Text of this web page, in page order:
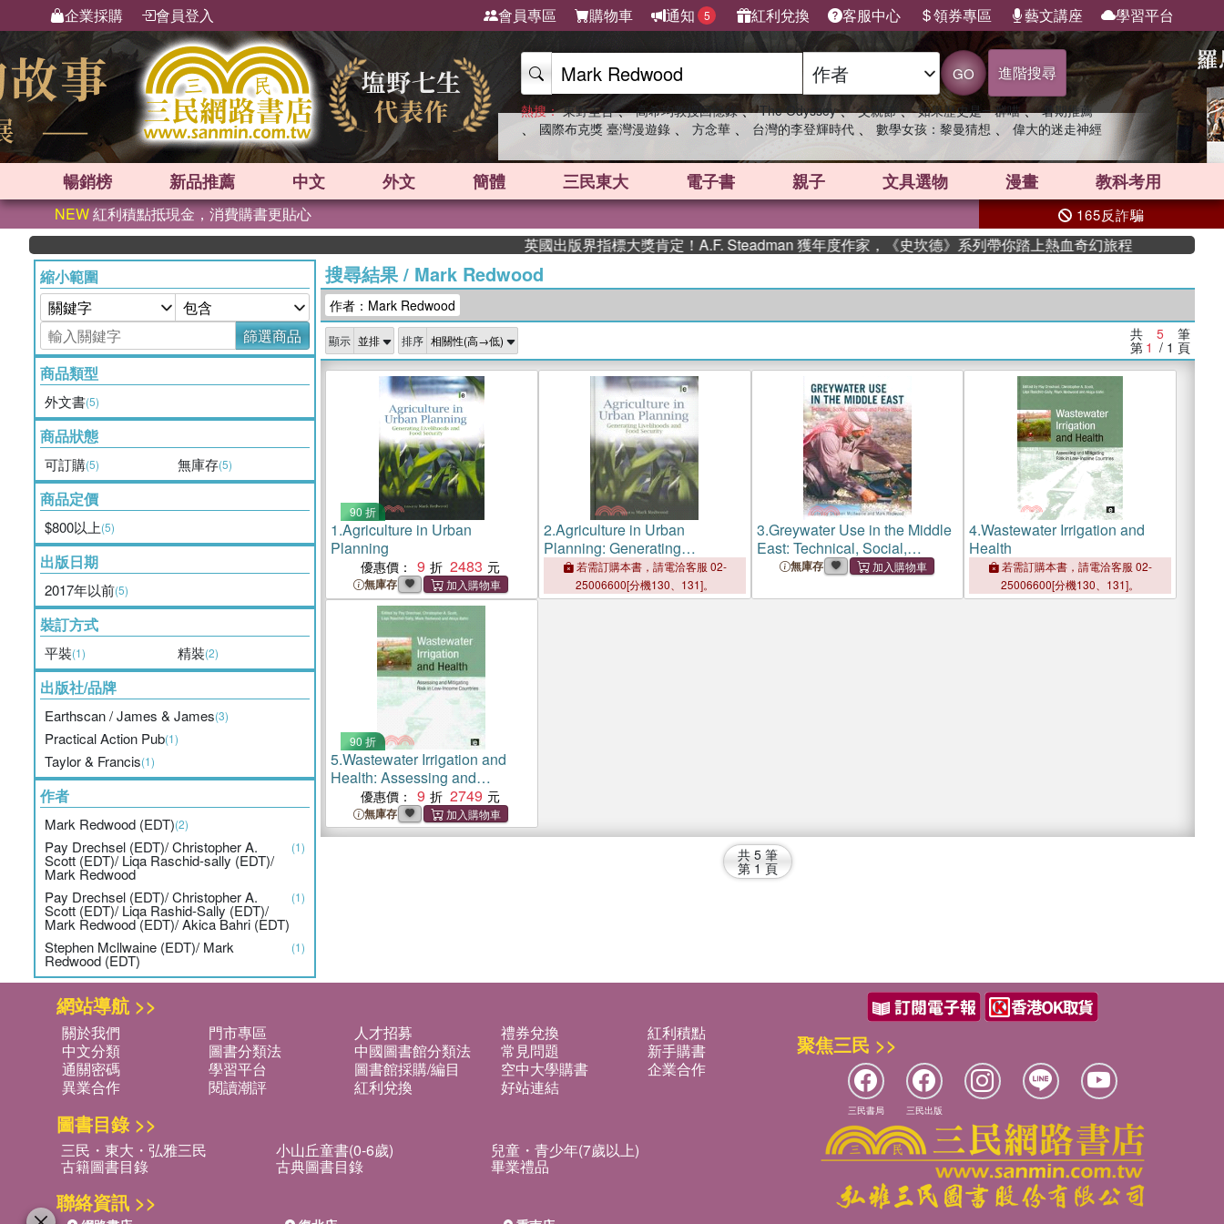
企業採購 會員登入 會員專區 購物車 通知 5 紅利兌換 客服中心 領券專區 藝文講座 學習平台
GO 進階搜尋
熱搜： 東野圭吾 、 高希均教授回憶錄 、 The Odyssey 、 父親節 、 如果歷史是一群喵 、 暑期推薦
、 國際布克獎 臺灣漫遊錄 、 方念華 、 台灣的李登輝時代 、 數學女孩：黎曼猜想 、 偉大的迷走神經
暢銷榜 新品推薦 中文 外文 簡體 三民東大 電子書 親子 文具選物 漫畫 教科考用
NEW紅利積點抵現金，消費購書更貼心 165反詐騙
英國出版界指標大獎肯定！A.F. Steadman 獲年度作家，《史坎德》系列帶你踏上熱血奇幻旅程
縮小範圍
篩選商品
商品類型
外文書(5)
商品狀態
可訂購(5) 無庫存(5)
商品定價
$800以上(5)
出版日期
2017年以前(5)
裝訂方式
平裝(1) 精裝(2)
出版社/品牌
Earthscan / James & James(3)
Practical Action Pub(1)
Taylor & Francis(1)
作者
Mark Redwood (EDT)(2)
Pay Drechsel (EDT)/ Christopher A.
Scott (EDT)/ Liqa Raschid-sally (EDT)/
Mark Redwood
(1)
Pay Drechsel (EDT)/ Christopher A.
Scott (EDT)/ Liqa Rashid-Sally (EDT)/
Mark Redwood (EDT)/ Akica Bahri (EDT)
(1)
Stephen Mcllwaine (EDT)/ Mark
Redwood (EDT)
(1)
搜尋結果/ Mark Redwood
作者：Mark Redwood
顯示 排序 共 5 筆
第 1 / 1 頁
90 折
1.Agriculture in Urban
Planning
優惠價： 9 2483
無庫存
2.Agriculture in Urban
Planning: Generating
Livelihoods and Food Security
若需訂購本書，請電洽客服 02-
25006600[分機130、131]。
3.Greywater Use in the Middle
East: Technical, Social,
Economic and Policy Issues
無庫存
4.Wastewater Irrigation and
Health
若需訂購本書，請電洽客服 02-
25006600[分機130、131]。
90 折
5.Wastewater Irrigation and
Health: Assessing and
Mitigating Risk in Low-Income
Countries
優惠價： 9 2749
無庫存
共 5 筆
第 1 頁
網站導航 >>
關於我們 門市專區 人才招募 禮券兌換
紅利積點
中文分類
圖書分類法 中國圖書館分類法 常見問題
新手購書
通關密碼
學習平台 圖書館採購/編目 空中大學購書
企業合作
異業合作
閱讀潮評 紅利兌換 好站連結
圖書目錄 >>
三民・東大・弘雅三民 小山丘童書(0-6歲) 兒童・青少年(7歲以上)
古籍圖書目錄 古典圖書目錄 畢業禮品
聯絡資訊 >>
聚焦三民 >>
三民書局 三民出版